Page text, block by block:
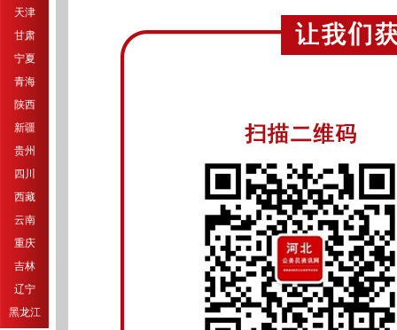
天津
甘肃
宁夏
青海
陕西
新疆
贵州
四川
西藏
云南
重庆
吉林
辽宁
黑龙江